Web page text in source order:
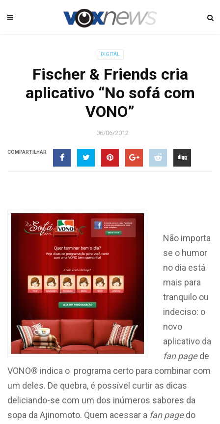
DIGITAL
Fischer & Friends cria
aplicativo “No sofá com
VONO”
06/06/2012
COMPARTILHAR
Não importa
se o humor
no dia está
mais para
tranquilo ou
indeciso: o
novo
aplicativo da
fan pagede
VONO® indica o programa certo para combinar com
um deles. De quebra, é possível curtir as dicas
deliciando-se com um dos inúmeros sabores da
sopa da Ajinomoto. Quem acessar a fan pagedo